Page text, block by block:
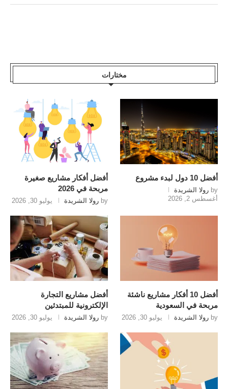
مختارات
أفضل 10 دول لبدء مشروع
by رولا الشريدة
أغسطس 2, 2026
أفضل أفكار مشاريع صغيرة
مربحة في 2026
by رولا الشريدة يوليو 30, 2026
أفضل 10 أفكار مشاريع ناشئة
مربحة في السعودية
by رولا الشريدة يوليو 30, 2026
أفضل مشاريع التجارة
الإلكترونية للمبتدئين
by رولا الشريدة يوليو 30, 2026